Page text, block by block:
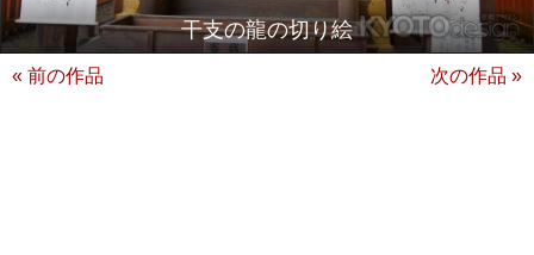
干支の龍の切り絵
« 前の作品 次の作品 »